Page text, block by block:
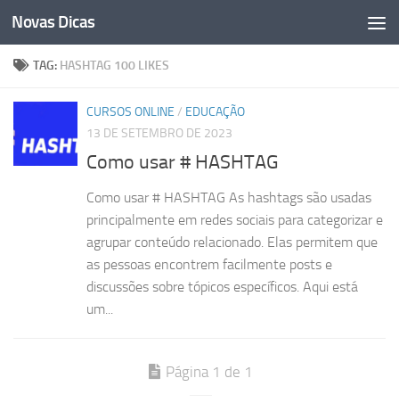
Skip to content
Novas Dicas
TAG: HASHTAG 100 LIKES
CURSOS ONLINE / EDUCAÇÃO
13 DE SETEMBRO DE 2023
Como usar # HASHTAG
Como usar # HASHTAG As hashtags são usadas
principalmente em redes sociais para categorizar e
agrupar conteúdo relacionado. Elas permitem que
as pessoas encontrem facilmente posts e
discussões sobre tópicos específicos. Aqui está
um...
Página 1 de 1